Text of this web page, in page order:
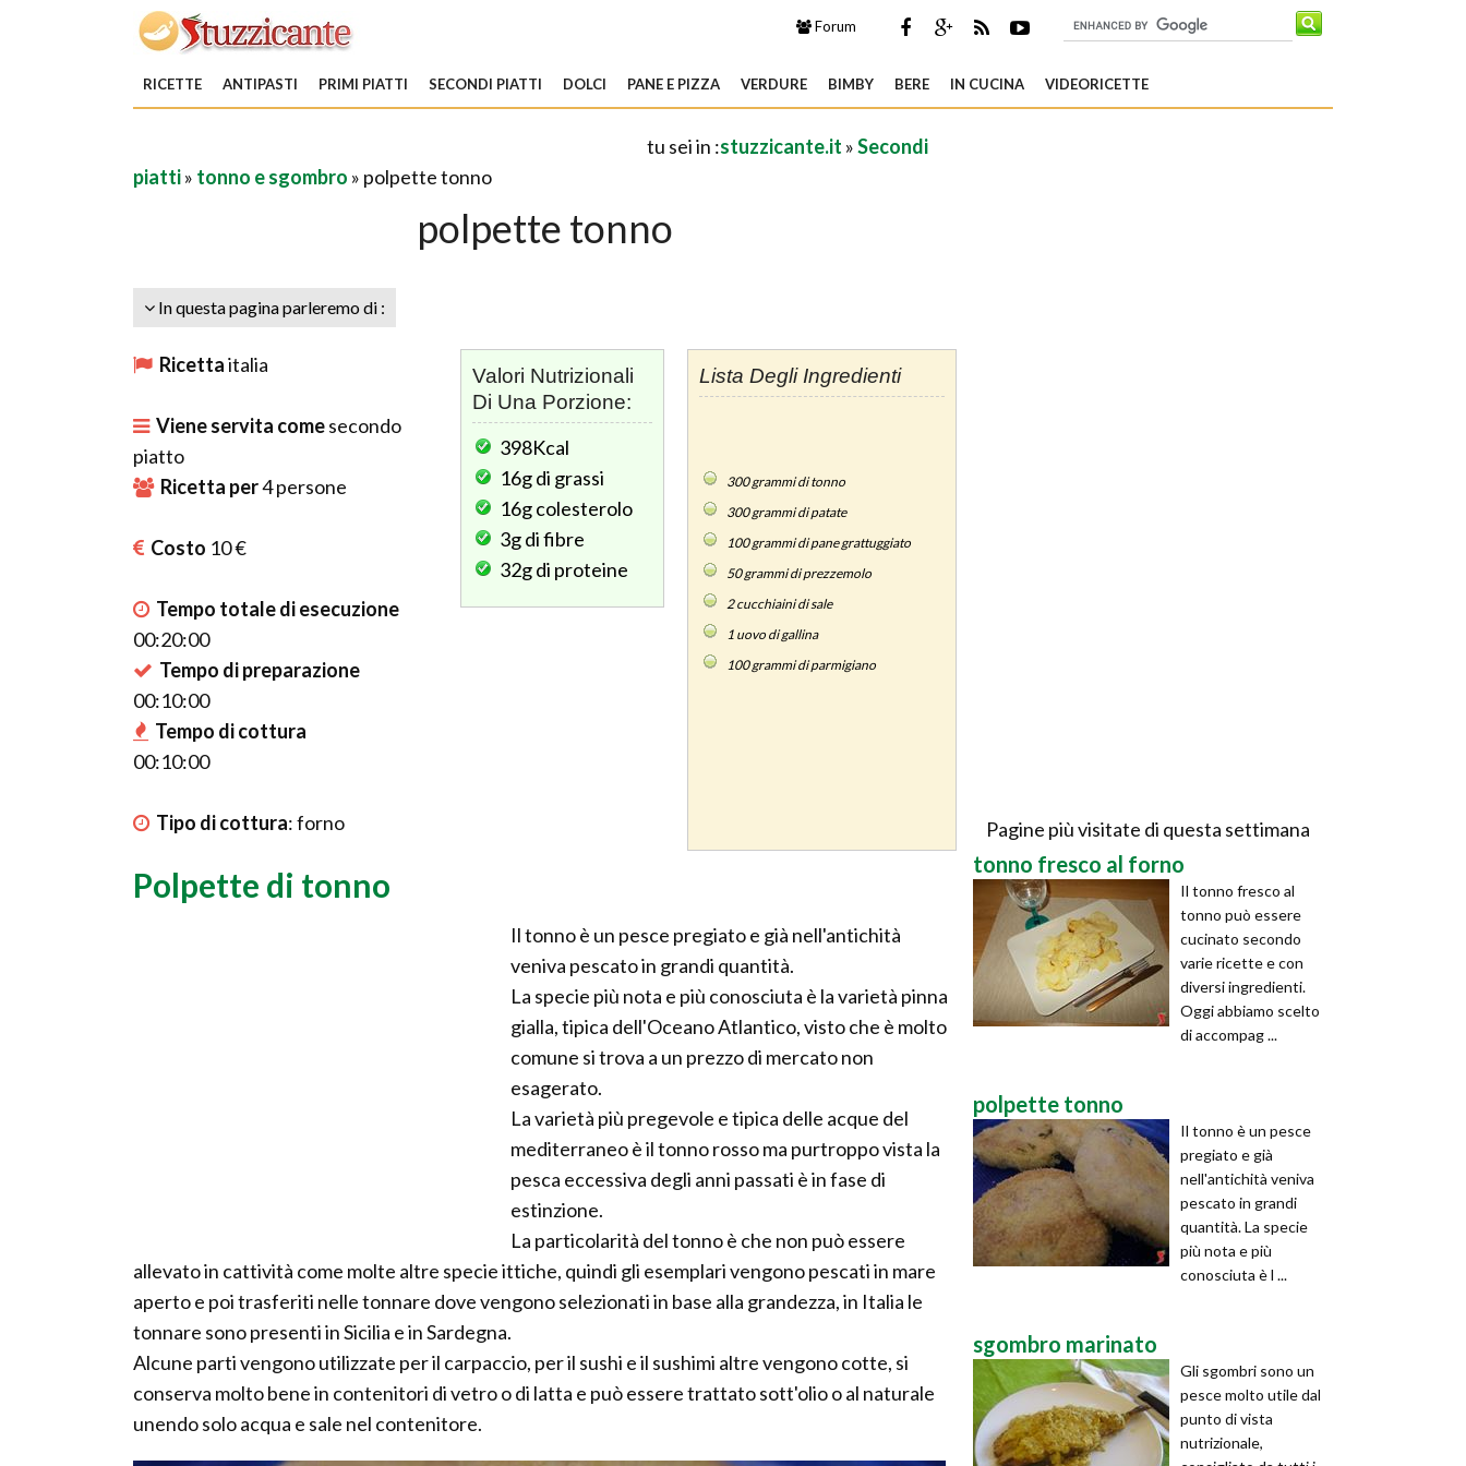
Forum
RICETTE ANTIPASTI PRIMI PIATTI SECONDI PIATTI DOLCI PANE E PIZZA VERDURE BIMBY BERE IN CUCINA VIDEORICETTE
tu sei in :stuzzicante.it »Secondi
piatti» tonno e sgombro » polpette tonno
polpette tonno
In questa pagina parleremo di :
Ricettaitalia
Viene servita comesecondo
piatto
Ricetta per4persone
Costo 10 €
Tempo totale di esecuzione
00:20:00
Tempo di preparazione
00:10:00
Tempo di cottura
00:10:00
Tipo di cottura:forno
Lista Degli Ingredienti
300grammi di tonno
300grammi di patate
100grammi di pane grattuggiato
50grammi di prezzemolo
2cucchiaini di sale
1uovo di gallina
100grammi di parmigiano
Valori Nutrizionali
Di Una Porzione:
398Kcal
16gdi grassi
16gcolesterolo
3gdi fibre
32gdi proteine
Polpette di tonno
Il tonno è un pesce pregiato e già nell'antichità
veniva pescato in grandi quantità.
La specie più nota e più conosciuta è la varietà pinna
gialla, tipica dell'Oceano Atlantico, visto che è molto
comune si trova a un prezzo di mercato non
esagerato.
La varietà più pregevole e tipica delle acque del
mediterraneo è il tonno rosso ma purtroppo vista la
pesca eccessiva degli anni passati è in fase di
estinzione.
La particolarità del tonno è che non può essere
allevato in cattività come molte altre specie ittiche, quindi gli esemplari vengono pescati in mare
aperto e poi trasferiti nelle tonnare dove vengono selezionati in base alla grandezza, in Italia le
tonnare sono presenti in Sicilia e in Sardegna.
Alcune parti vengono utilizzate per il carpaccio, per il sushi e il sushimi altre vengono cotte, si
conserva molto bene in contenitori di vetro o di latta e può essere trattato sott'olio o al naturale
unendo solo acqua e sale nel contenitore.
Pagine più visitate di questa settimana
tonno fresco al forno
Il tonno fresco al
tonno può essere
cucinato secondo
varie ricette e con
diversi ingredienti.
Oggi abbiamo scelto
di accompag ...
polpette tonno
Il tonno è un pesce
pregiato e già
nell'antichità veniva
pescato in grandi
quantità. La specie
più nota e più
conosciuta è l ...
sgombro marinato
Gli sgombri sono un
pesce molto utile dal
punto di vista
nutrizionale,